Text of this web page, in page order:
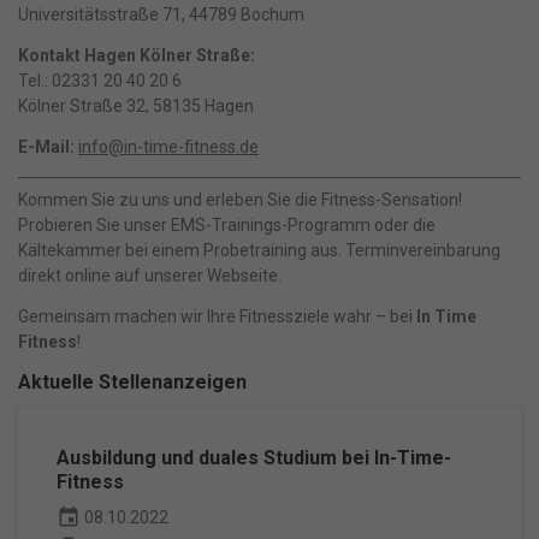
Universitätsstraße 71, 44789 Bochum
Kontakt Hagen Kölner Straße:
Tel.: 02331 20 40 20 6
Kölner Straße 32, 58135 Hagen
E-Mail: info@in-time-fitness.de
Kommen Sie zu uns und erleben Sie die Fitness-Sensation!
Probieren Sie unser EMS-Trainings-Programm oder die
Kältekammer bei einem Probetraining aus. Terminvereinbarung
direkt online auf unserer Webseite.
Gemeinsam machen wir Ihre Fitnessziele wahr – bei In Time
Fitness!
Aktuelle Stellenanzeigen
Ausbildung und duales Studium bei In-Time-
Fitness
event 08.10.2022
Nur essenzielle Cookies akzeptieren
Zurück
Essenziell (1)
Essenzielle Cookies ermöglichen grundlegende Funktionen und sind
für die einwandfreie Funktion der Website erforderlich.
Cookie-Informationen anzeigen
Marketing (1)
Marketing-Cookies werden von Drittanbietern oder Publishern
verwendet, um personalisierte Werbung anzuzeigen. Sie tun dies, indem
Cookie-Informationen anzeigen
powered by Borlabs Cookie